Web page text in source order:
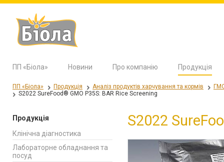
ПП «Біола» Новини Про компанію Продукція
ПП «Біола» Продукція Аналіз продуктів харчування та кормів
S2022 SureFood® GMO P35S: BAR Rice Screening
Продукція
Клінічна діагностика
Лабораторне обладнання та
посуд
S2022